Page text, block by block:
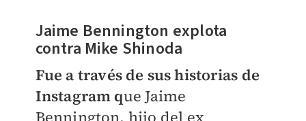
Jaime Bennington explota
contra Mike Shinoda
Fue a través de sus historias de
Instagram que Jaime